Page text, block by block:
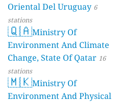
Oriental Del Uruguay 6
stations
🇶🇦Ministry Of
Environment And Climate
Change, State Of Qatar 16
stations
🇲🇰Ministry Of
Environment And Physical